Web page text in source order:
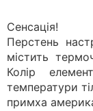
Сенсація!
Перстень
містить
Колір
температури
примха